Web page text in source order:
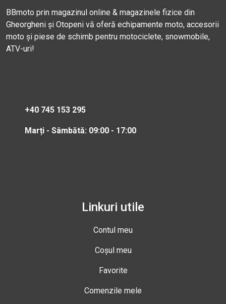
BBmoto prin magazinul online & magazinele fizice din
Gheorgheni și Otopeni vă oferă echipamente moto, accesorii
moto și piese de schimb pentru motociclete, snowmobile,
ATV-uri!
+40 745 153 295
Marți - Sâmbătă: 09:00 - 17:00
Linkuri utile
Contul meu
Coșul meu
Favorite
Comenzile mele